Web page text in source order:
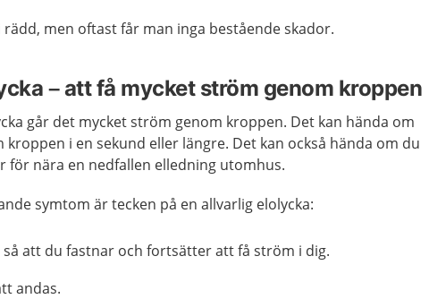
men oftast får man inga bestående skador.
– att få mycket ström genom kroppen
går det mycket ström genom kroppen. Det kan hända om
i en sekund eller längre. Det kan också hända om du
för nära en nedfallen elledning utomhus.
symtom är tecken på en allvarlig elolycka:
att du fastnar och fortsätter att få ström i dig.
andas.